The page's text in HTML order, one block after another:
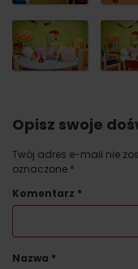
Opisz swoje
Twój adres e-mail nie
oznaczone *
Komentarz *
Nazwa *